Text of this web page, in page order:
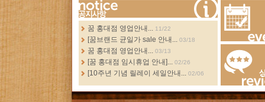
more...
꿈 홍대점 영업안내... 11/22
[꿈브랜드 균일가 sale 안내... 03/18
꿈 홍대점 영업안내... 03/13
[꿈 홍대점 임시휴업 안내]... 02/26
[10주년 기념 릴레이 세일안내... 02/06
Events
Review